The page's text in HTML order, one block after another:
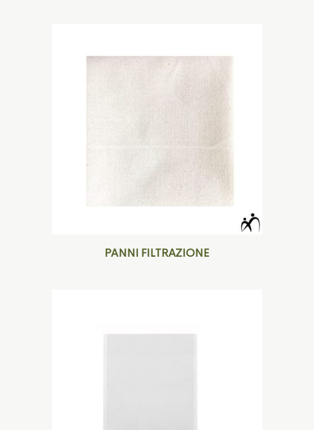
PANNI FILTRAZIONE